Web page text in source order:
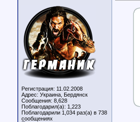
Регистрация: 11.02.2008
Адрес: Украина, Бердянск
Сообщения: 8,628
Поблагодарил(а): 1,223
Поблагодарили 1,034 раз(а) в 738
сообщениях